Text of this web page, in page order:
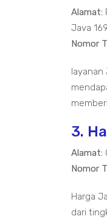
Alamat:
Java
Nomor
3.
Alamat:
Nomor
Harga
dari